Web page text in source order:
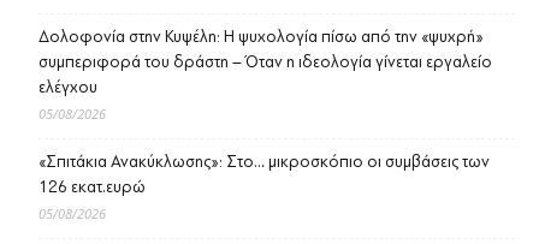
Δολοφονία στην Κυψέλη: Η ψυχολογία πίσω από την «ψυχρή»
συμπεριφορά του δράστη – Όταν η ιδεολογία γίνεται εργαλείο
ελέγχου
05/08/2026
«Σπιτάκια Ανακύκλωσης»: Στο… μικροσκόπιο οι συμβάσεις των
126 εκατ.ευρώ
05/08/2026